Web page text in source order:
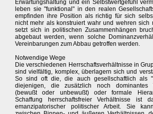
Erwartungshaltung und ein Selbstwertgefühl
leben sie "funktional" in den realen
empfinden ihre Position als richtig für sich
nicht mehr als konstruiert wahr und wehren sich
setzt sich in politischen Zusammenhängen
abgebaut werden, wenn solche
Vereinbarungen zum Abbau getroffen werden.
Notwendige Wege
Die verschiedenen Herrschaftsverhältnisse in
sind vielfältig, komplex, überlagern sich und
So sind oft die, die auch gesellschaftlich als
diejenigen, die zusätzlich noch dominantes
(bewußt oder unbewußt) oder formale
Schaffung herrschaftsfreier Verhältnisse ist
emanzipatorischer politischer Arbeit. Sie